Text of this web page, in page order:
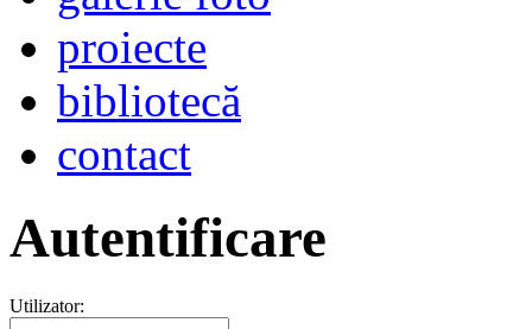
proiecte
bibliotecă
contact
Autentificare
Utilizator: